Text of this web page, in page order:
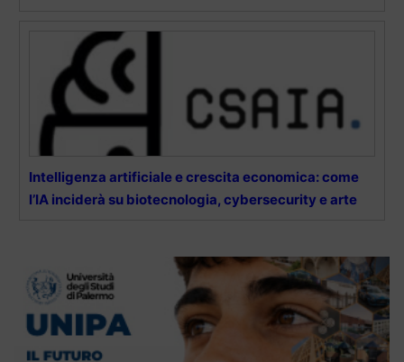
Intelligenza artificiale e crescita economica: come
l’IA inciderà su biotecnologia, cybersecurity e arte